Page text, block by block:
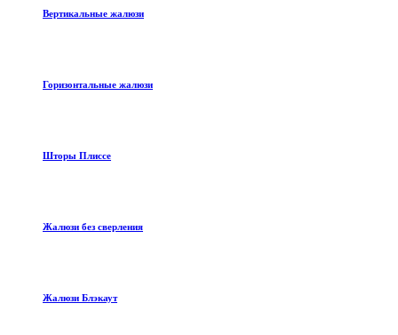
Вертикальные жалюзи
Горизонтальные жалюзи
Шторы Плиссе
Жалюзи без сверления
Жалюзи Блэкаут